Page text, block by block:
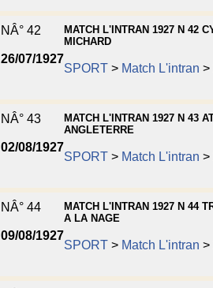
NÂ° 42
26/07/1927
MATCH L'INTRAN 1927 N 42
MICHARD
SPORT> Match L'intran >
NÂ° 43
02/08/1927
MATCH L'INTRAN 1927 N 43
ANGLETERRE
SPORT> Match L'intran >
NÂ° 44
09/08/1927
MATCH L'INTRAN 1927 N 44
A LA NAGE
SPORT> Match L'intran >